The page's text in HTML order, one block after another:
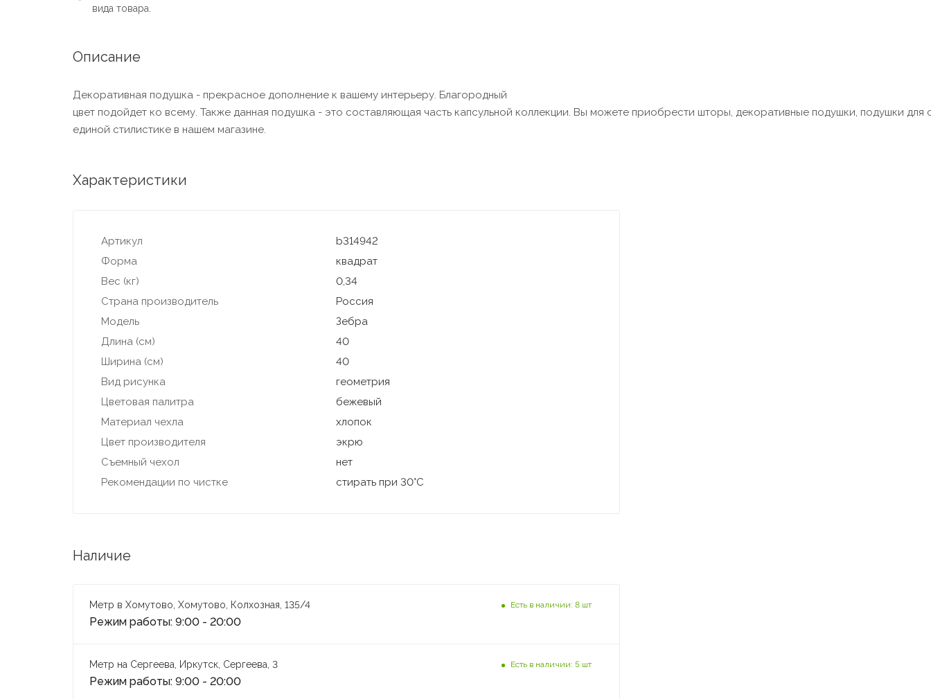
вида товара.
Описание
Декоративная подушка - прекрасное дополнение к вашему интерьеру. Благородный
цвет подойдет ко всему. Также данная подушка - это составляющая часть капсульной коллекции. Вы можете приобрести шторы, декоративные подушки, подушки для
единой стилистике в нашем магазине.
Характеристики
Артикул
b314942
Форма
квадрат
Вес (кг)
0,34
Страна производитель
Россия
Модель
Зебра
Длина (см)
40
Ширина (см)
40
Вид рисунка
геометрия
Цветовая палитра
бежевый
Материал чехла
хлопок
Цвет производителя
экрю
Съемный чехол
нет
Рекомендации по чистке
стирать при 30°C
Наличие
Метр в Хомутово, Хомутово, Колхозная, 135/4
Режим работы: 9:00 - 20:00
Есть в наличии: 8 шт
Метр на Сергеева, Иркутск, Сергеева, 3
Режим работы: 9:00 - 20:00
Есть в наличии: 5 шт